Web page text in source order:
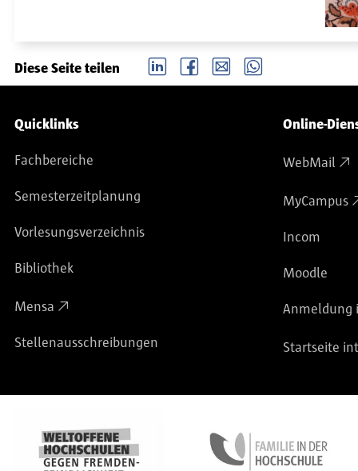
Diese Seite teilen LinkedIn Facebook email Whatsapp
Service-Navigation
Quicklinks
Fachbereiche
Semesterzeitplanung
Vorlesungsverzeichnis
Bibliothek
Mensa
Stellenausschreibungen
Online-
WebMail
MyCampus
Incom
Moodle
Anmeldung
Startseite